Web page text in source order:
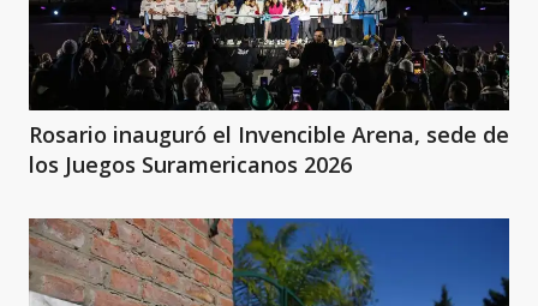
Rosario inauguró el Invencible Arena, sede de
los Juegos Suramericanos 2026